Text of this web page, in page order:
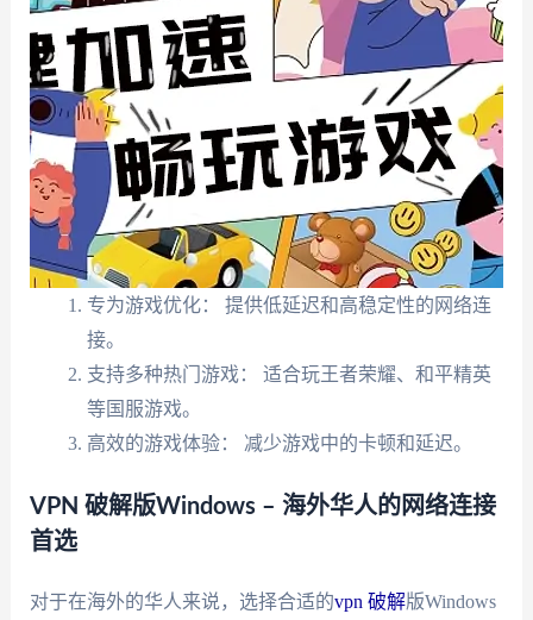
专为游戏优化： 提供低延迟和高稳定性的网络连
接。
支持多种热门游戏： 适合玩王者荣耀、和平精英
等国服游戏。
高效的游戏体验： 减少游戏中的卡顿和延迟。
VPN 破解版Windows – 海外华人的网络连接
首选
对于在海外的华人来说，选择合适的vpn 破解版Windows